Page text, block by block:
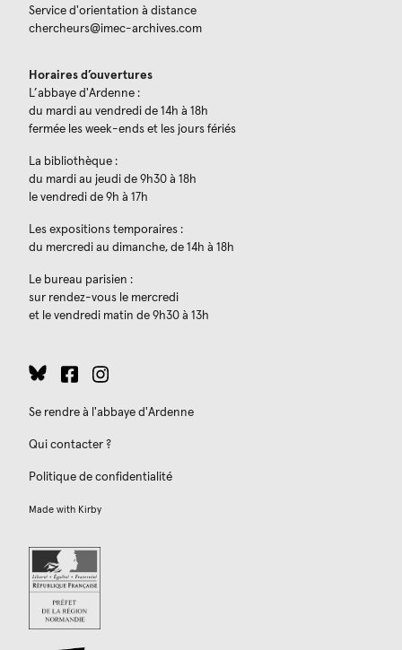
Service d'orientation à distance
chercheurs@imec-archives.com
Horaires d’ouvertures
L’abbaye d'Ardenne :
du mardi au vendredi de 14h à 18h
fermée les week-ends et les jours fériés
La bibliothèque :
du mardi au jeudi de 9h30 à 18h
le vendredi de 9h à 17h
Les expositions temporaires :
du mercredi au dimanche, de 14h à 18h
Le bureau parisien :
sur rendez-vous le mercredi
et le vendredi matin de 9h30 à 13h
Se rendre à l'abbaye d'Ardenne
Qui contacter ?
Politique de confidentialité
Made with Kirby